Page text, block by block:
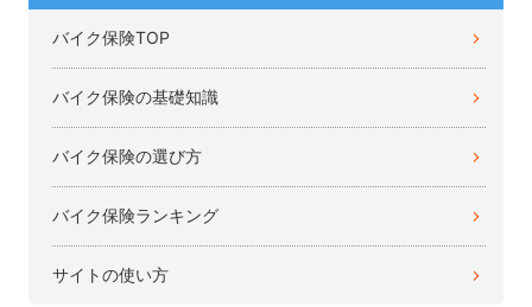
バイク保険TOP
バイク保険の基礎知識
バイク保険の選び方
バイク保険ランキング
サイトの使い方